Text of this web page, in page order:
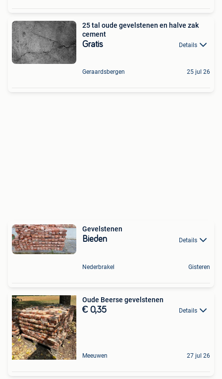
25 tal oude gevelstenen en halve zak
cement
Gratis Details
Geraardsbergen 25 jul 26
Gevelstenen
Bieden Details
Nederbrakel Gisteren
Oude Beerse gevelstenen
€ 0,35 Details
Meeuwen 27 jul 26